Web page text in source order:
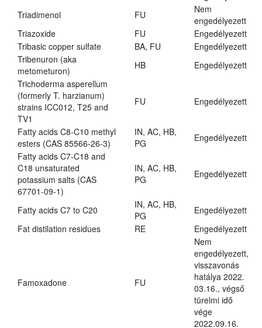
Triadimenol
FU
Nem
engedélyezett
Triazoxide
FU
Engedélyezett
Tribasic copper sulfate
BA, FU
Engedélyezett
Tribenuron (aka
metometuron)
HB
Engedélyezett
Trichoderma asperellum
(formerly T. harzianum)
strains ICC012, T25 and
TV1
FU Engedélyezett
Fatty acids C8-C10 methyl
esters (CAS 85566-26-3)
IN, AC, HB,
PG
Engedélyezett
Fatty acids C7-C18 and
C18 unsaturated
potassium salts (CAS
67701-09-1)
IN, AC, HB,
PG
Engedélyezett
Fatty acids C7 to C20
IN, AC, HB,
PG
Engedélyezett
Fat distilation residues
RE Engedélyezett
Famoxadone FU
Nem
engedélyezett,
visszavonás
hatálya 2022.
03.16., végső
türelmi idő
vége
2022.09.16.